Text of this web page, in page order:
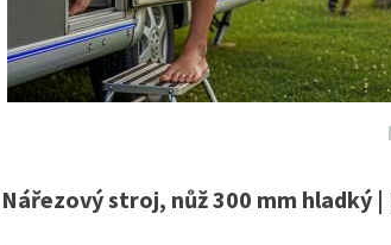
Nářezový stroj, nůž 300 mm hladký |